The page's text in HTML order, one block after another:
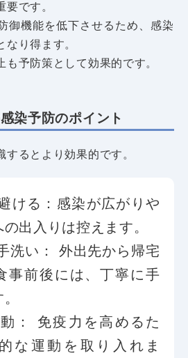
です。
御機能を低下させるため、感染
なり得ます。
予防策として効果的です。
染予防のポイント
るとより効果的です。
ける ：感染が広がりや
出入りは控えます。
洗い ： 外出先から帰宅
事前後には、丁寧に手
： 免疫力を高めるた
な運動を取り入れま